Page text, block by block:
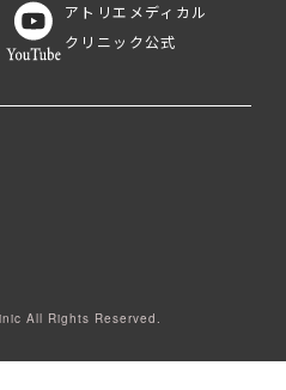
アトリエメディカル
クリニック公式
All Rights Reserved.